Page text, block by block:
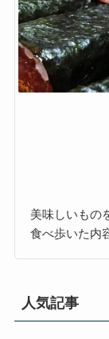
美味しいもの
食べ歩いた内
人気記事